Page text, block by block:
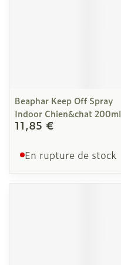
Beaphar Keep Off Spray
Indoor Chien&chat 200ml
11,85 €
En rupture de stock